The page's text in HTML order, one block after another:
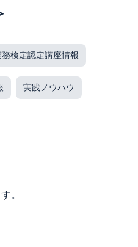
検定認定講座情報
実践ノウハウ
。